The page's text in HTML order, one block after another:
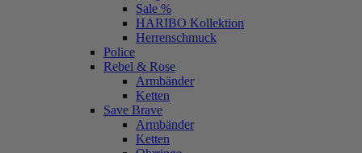
Sale %
HARIBO Kollektion
Herrenschmuck
Police
Rebel & Rose
Armbänder
Ketten
Save Brave
Armbänder
Ketten